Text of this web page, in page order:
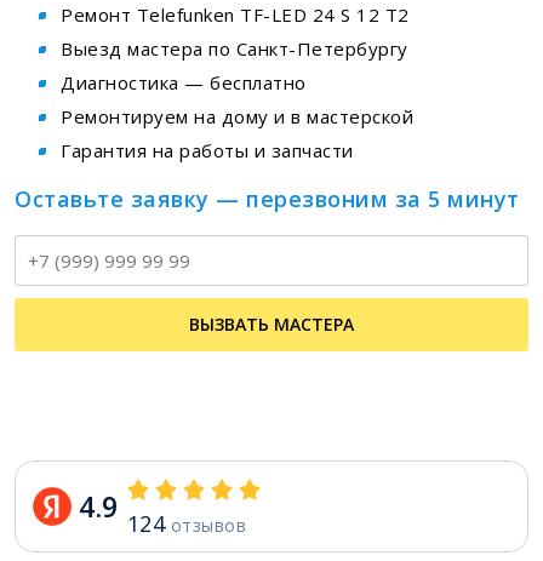
Ремонт Telefunken TF-LED 24 S 12 T2
Выезд мастера по Санкт-Петербургу
Диагностика — бесплатно
Ремонтируем на дому и в мастерской
Гарантия на работы и запчасти
Оставьте заявку — перезвоним за 5 минут
ВЫЗВАТЬ МАСТЕРА
4.9 124отзывов